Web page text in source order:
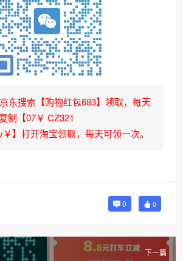
东搜索【购物红包683】领取，每天
制【07￥ CZ321
】打开淘宝领取，每天可领一次。
0 0
下一篇